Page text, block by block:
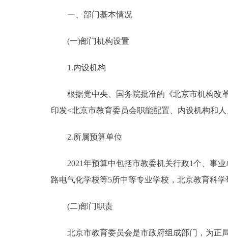
一、部门基本情况
(一)部门机构设置
1.内设机构
根据党中央、国务院批准的《北京市机构改革
印发<北京市教育委员会职能配置、内设机构和
2.所属预算单位
2021年预算中包括市教委机关行政1个、事业
路电气化学校等5所中等专业学校，北京教育科
(二)部门职责
北京市教育委员会是市政府组成部门，为正局